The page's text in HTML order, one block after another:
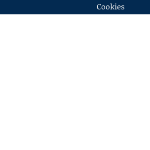
Cookies